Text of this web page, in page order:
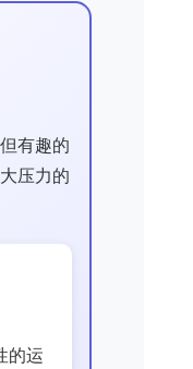
有趣的
压力的
的运